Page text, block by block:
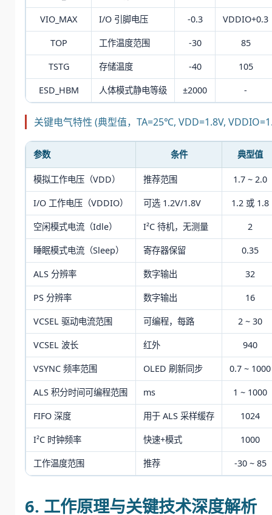
VIO_MAX I/O 引脚电压 -0.3 VDDIO+0.3
TOP 工作温度范围 -30 85
TSTG 存储温度 -40 105
ESD_HBM 人体模式静电等级 ±2000 -
关键电气特性 (典型值，TA=25℃, VDD=1.8V,
参数 条件 典型值
模拟工作电压（VDD） 推荐范围 1.7 ~ 2.0
I/O 工作电压（VDDIO） 可选 1.2V/1.8V 1.2 或 1.8
空闲模式电流（Idle） I²C 待机，无测量 2
睡眠模式电流（Sleep） 寄存器保留 0.35
ALS 分辨率 数字输出 32
PS 分辨率 数字输出 16
VCSEL 驱动电流范围 可编程，每路 2 ~ 30
VCSEL 波长 红外 940
VSYNC 频率范围 OLED 刷新同步 0.7 ~ 1000
ALS 积分时间可编程范围 ms 1 ~ 1000
FIFO 深度 用于 ALS 采样缓存 1024
I²C 时钟频率 快速+模式 1000
工作温度范围 推荐 -30 ~ 85
6. 工作原理与关键技术深度解析